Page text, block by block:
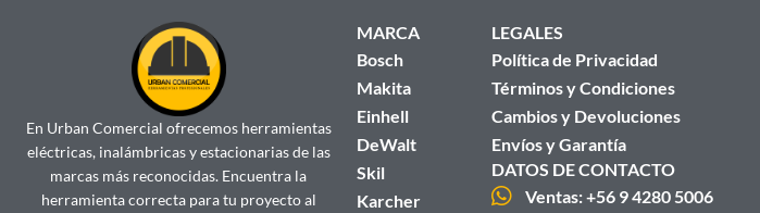
En Urban Comercial ofrecemos herramientas
eléctricas, inalámbricas y estacionarias de las
marcas más reconocidas. Encuentra la
herramienta correcta para tu proyecto al
MARCA
Bosch
Makita
Einhell
DeWalt
Skil
Karcher
LEGALES
Política de Privacidad
Términos y Condiciones
Cambios y Devoluciones
Envíos y Garantía
DATOS DE CONTACTO
Ventas: +56 9 4280 5006